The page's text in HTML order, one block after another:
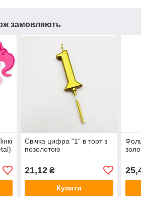
замовляють
Свічка цифра "1" в торт з
позолотою
21,12₴
Купити